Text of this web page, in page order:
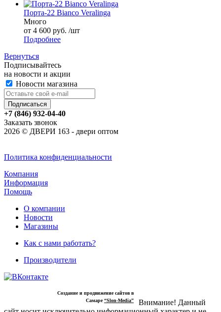
Порта-22 Bianco Veralinga
Много
от 4 600 руб. /шт
Подробнее
Вернуться
Подписывайтесь
на новости и акции
Новости магазина
+7 (846) 932-04-40
Заказать звонок
2026 © ДВЕРИ 163 - двери оптом
Политика конфиденциальности
Компания
Информация
Помощь
О компании
Новости
Магазины
Как с нами работать?
Производители
Создание и продвижение сайтов в
Самаре“Slon-Media”
Внимание! Данный